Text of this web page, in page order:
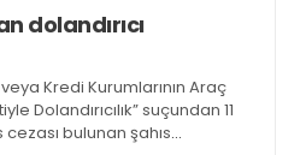
dolandırıcı
Kredi Kurumlarının Araç
Dolandırıcılık” suçundan 11
bulunan şahıs